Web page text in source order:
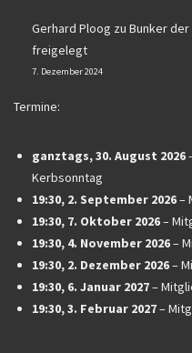
Gerhard Ploog zu Bunker der
freigelegt
7. Dezember 2024
Termine:
ganztags,30. August 2026
Kerbsonntag
19:30, 2. September 2026–
19:30, 7. Oktober 2026–
19:30, 4. November 2026–
19:30, 2. Dezember 2026–
19:30, 6. Januar 2027–
19:30,3. Februar 2027–